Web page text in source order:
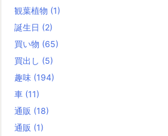
観葉植物 (1)
誕生日 (2)
買い物 (65)
買出し (5)
趣味 (194)
車 (11)
通販 (18)
通販 (1)